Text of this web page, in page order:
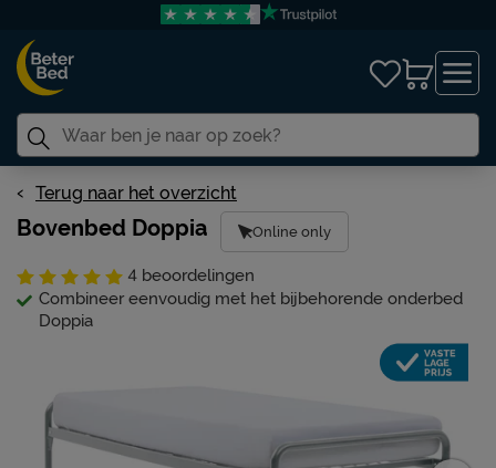
Terug naar het overzicht
Bovenbed Doppia Online only
4 beoordelingen
Combineer eenvoudig met het bijbehorende onderbed
Doppia